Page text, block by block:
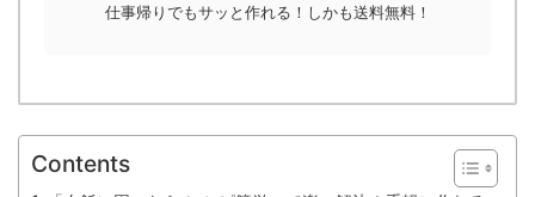
仕事帰りでもサッと作れる！しかも送料無料！
Contents